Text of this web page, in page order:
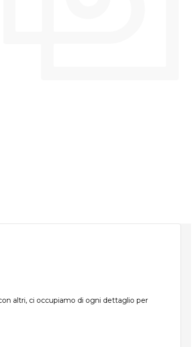
altri, ci occupiamo di ogni dettaglio per